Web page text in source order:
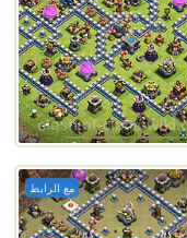
مع الرابط